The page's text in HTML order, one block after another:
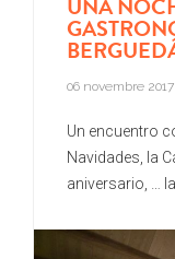
UNA
06 novembre 2017
Un encuentro
Navidades, la
aniversario, …